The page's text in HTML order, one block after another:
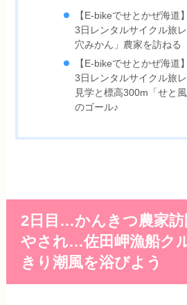
【E-bikeでせとかぜ海道
3日レンタルサイクル旅
穴みかん」農家を訪ねる
【E-bikeでせとかぜ海道
3日レンタルサイクル旅
見学と標高300m「せと
のゴール♪
2日目…かんきつ農家訪
やされ…佐田岬漁船ク
きり潮風を浴びよう